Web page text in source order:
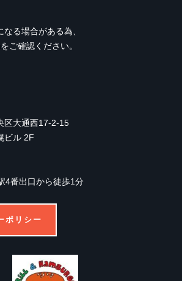
る場合がある為、
ご確認ください。
区大通西17-2-15
ビル 2F
4番出口から徒歩1分
ポリシー